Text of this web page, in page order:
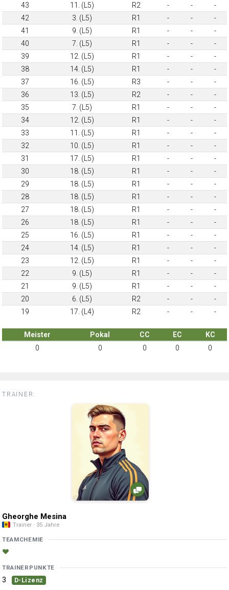
43
11. (L5) R2 - -
-
42
3. (L5) R1 - -
-
41
9. (L5) R1 - -
-
40
7. (L5) R1 - -
-
39
12. (L5) R1 - -
-
38
14. (L5) R1 - -
-
37
16. (L5) R3 - -
-
36
13. (L5) R2 - -
-
35
7. (L5) R1 - -
-
34
12. (L5) R1 - -
-
33
11. (L5) R1 - -
-
32
10. (L5) R1 - -
-
31
17. (L5) R1 - -
-
30
18. (L5) R1 - -
-
29
18. (L5) R1 - -
-
28
18. (L5) R1 - -
-
27
18. (L5) R1 - -
-
26
18. (L5) R1 - -
-
25
16. (L5) R1 - -
-
24
14. (L5) R1 - -
-
23
12. (L5) R1 - -
-
22
9. (L5) R1 - -
-
21
9. (L5) R1 - -
-
20
6. (L5) R2 - -
-
19
17. (L4) R2 - - -
Meister Pokal CC EC
KC
0
0 0 0 0
TRAINER:
Gheorghe Mesina
Trainer · 35 Jahre
TEAMCHEMIE
TRAINERPUNKTE
3 D-Lizenz